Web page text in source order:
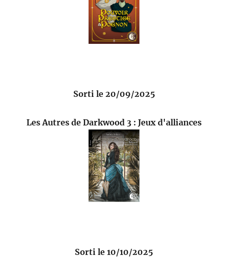
Sorti le 20/09/2025
Les Autres de Darkwood 3 : Jeux d'alliances
Sorti le 10/10/2025